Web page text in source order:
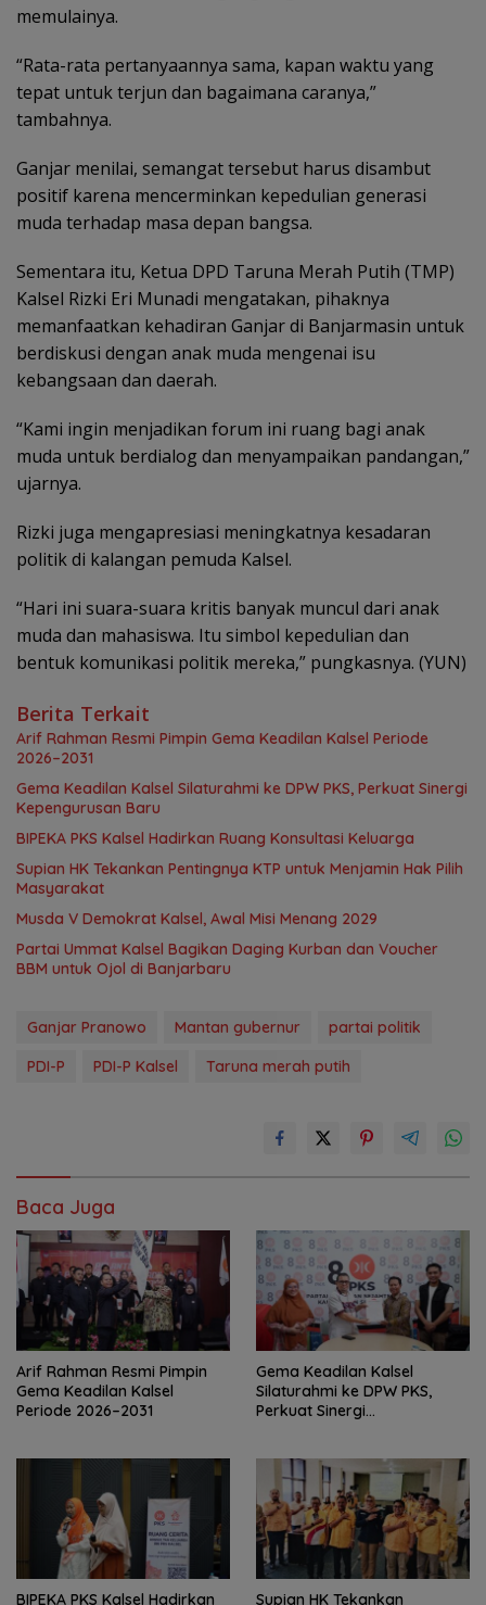
memulainya.
“Rata-rata pertanyaannya sama, kapan waktu yang
tepat untuk terjun dan bagaimana caranya,”
tambahnya.
Ganjar menilai, semangat tersebut harus disambut
positif karena mencerminkan kepedulian generasi
muda terhadap masa depan bangsa.
‎Sementara itu, Ketua DPD Taruna Merah Putih (TMP)
Kalsel Rizki Eri Munadi mengatakan, pihaknya
memanfaatkan kehadiran Ganjar di Banjarmasin untuk
berdiskusi dengan anak muda mengenai isu
kebangsaan dan daerah.
“Kami ingin menjadikan forum ini ruang bagi anak
muda untuk berdialog dan menyampaikan pandangan,”
ujarnya.
‎Rizki juga mengapresiasi meningkatnya kesadaran
politik di kalangan pemuda Kalsel.
“Hari ini suara-suara kritis banyak muncul dari anak
muda dan mahasiswa. Itu simbol kepedulian dan
bentuk komunikasi politik mereka,” pungkasnya. (YUN)
Berita Terkait
Arif Rahman Resmi Pimpin Gema Keadilan Kalsel Periode
2026–2031
‎Gema Keadilan Kalsel Silaturahmi ke DPW PKS, Perkuat Sinergi
Kepengurusan Baru
‎BIPEKA PKS Kalsel Hadirkan Ruang Konsultasi Keluarga ‎
Supian HK Tekankan Pentingnya KTP untuk Menjamin Hak Pilih
Masyarakat
Musda V Demokrat Kalsel, Awal Misi Menang 2029
Partai Ummat Kalsel Bagikan Daging Kurban dan Voucher
BBM untuk Ojol di Banjarbaru
Ganjar Pranowo Mantan gubernur
partai politik
PDI-P
PDI-P Kalsel Taruna merah putih
Baca Juga
Arif Rahman Resmi Pimpin
Gema Keadilan Kalsel
Periode 2026–2031
‎Gema Keadilan Kalsel
Silaturahmi ke DPW PKS,
Perkuat Sinergi
‎BIPEKA PKS Kalsel Hadirkan Supian HK Tekankan